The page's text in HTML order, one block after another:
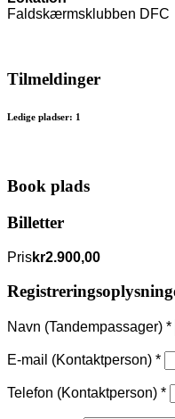
Faldskærmsklubben DFC
Tilmeldinger
Ledige pladser: 1
Book plads
Billetter
Priskr2.900,00
Navn (Tandempassager) *
E-mail (Kontaktperson) *
Telefon (Kontaktperson) *